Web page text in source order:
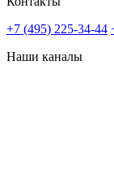
+7 (495) 225-34-44
Наши каналы